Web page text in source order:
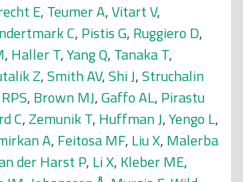
E, Teumer A,Vitart V,
C, Pistis G, Ruggiero D,
, Haller T,Yang Q, Tanaka T,
Z,Smith AV,Shi J,Struchalin
, Brown MJ,Gaffo AL, Pirastu
C,Zemunik T, Huffman J,Yengo L,
A, Feitosa MF, Liu X, Malerba
der Harst P, Li X, Kleber ME,